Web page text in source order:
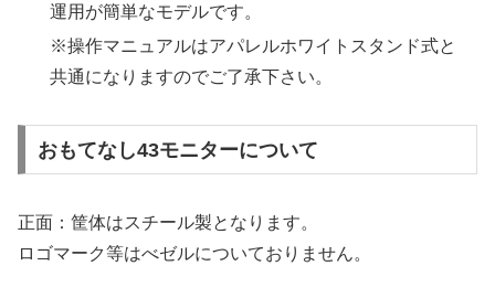
運用が簡単なモデルです。
※操作マニュアルはアパレルホワイトスタンド式と
共通になりますのでご了承下さい。
おもてなし43モニターについて
正面：筐体はスチール製となります。
ロゴマーク等はべゼルについておりません。